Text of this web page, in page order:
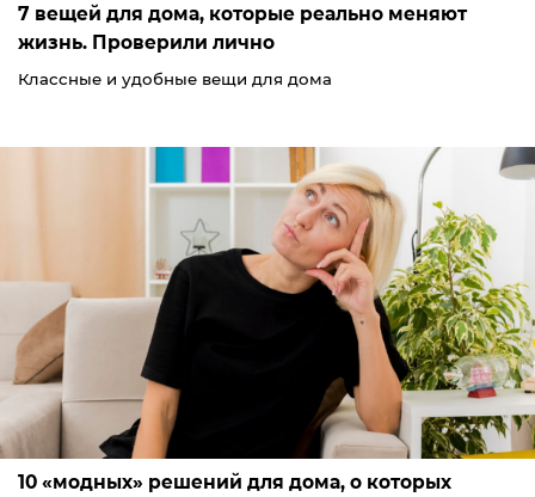
7 вещей для дома, которые реально меняют
жизнь. Проверили лично
Классные и удобные вещи для дома
10 «модных» решений для дома, о которых